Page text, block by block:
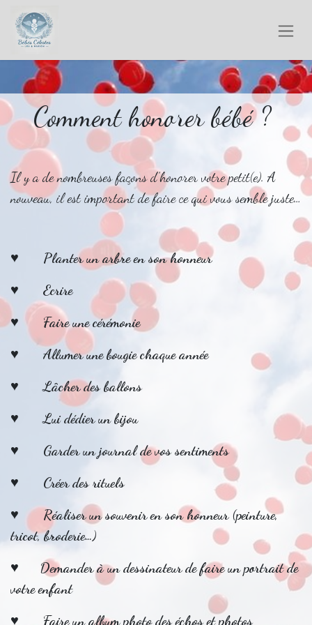
Comment honorer bébé ?
Il y a de nombreuses façons d’honorer votre petit(e). A
nouveau, il est important de faire ce qui vous semble juste…
♥ Planter un arbre en son honneur
♥ Ecrire
♥ Faire une cérémonie
♥ Allumer une bougie chaque année
♥ Lâcher des ballons
♥ Lui dédier un bijou
♥ Garder un journal de vos sentiments
♥ Créer des rituels
♥ Réaliser un souvenir en son honneur (peinture,
tricot, broderie…)
♥ Demander à un dessinateur de faire un portrait de
votre enfant
♥ Faire un album photo des échos et photos